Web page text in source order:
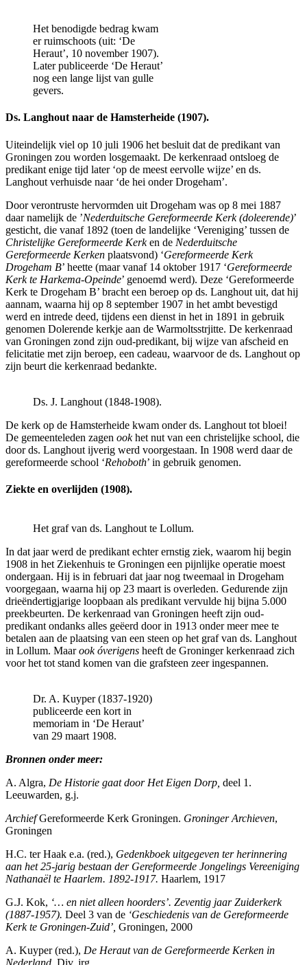
Het benodigde bedrag kwam
er ruimschoots (uit: ‘De
Heraut’, 10 november 1907).
Later publiceerde ‘De Heraut’
nog een lange lijst van gulle
gevers.
Ds. Langhout naar de Hamsterheide (1907).
Uiteindelijk viel op 10 juli 1906 het besluit dat de predikant van
Groningen zou worden losgemaakt. De kerkenraad ontsloeg de
predikant enige tijd later ‘op de meest eervolle wijze’ en ds.
Langhout verhuisde naar ‘de hei onder Drogeham’.
Door verontruste hervormden uit Drogeham was op 8 mei 1887
daar namelijk de ’Nederduitsche Gereformeerde Kerk (doleerende)’
gesticht, die vanaf 1892 (toen de landelijke ‘Vereniging’ tussen de
Christelijke Gereformeerde Kerken de Nederduitsche
Gereformeerde Kerken plaatsvond) ‘Gereformeerde Kerk
Drogeham B’ heette (maar vanaf 14 oktober 1917 ‘Gereformeerde
Kerk te Harkema-Opeinde’ genoemd werd). Deze ‘Gereformeerde
Kerk te Drogeham B’ bracht een beroep op ds. Langhout uit, dat hij
aannam, waarna hij op 8 september 1907 in het ambt bevestigd
werd en intrede deed, tijdens een dienst in het in 1891 in gebruik
genomen Dolerende kerkje aan de Warmoltsstrjitte. De kerkenraad
van Groningen zond zijn oud-predikant, bij wijze van afscheid en
felicitatie met zijn beroep, een cadeau, waarvoor de ds. Langhout op
zijn beurt die kerkenraad bedankte.
Ds. J. Langhout (1848-1908).
De kerk op de Hamsterheide kwam onder ds. Langhout tot bloei!
De gemeenteleden zagen ookhet nut van een christelijke school, die
door ds. Langhout ijverig werd voorgestaan. In 1908 werd daar de
gereformeerde school ‘Rehoboth’ in gebruik genomen.
Ziekte en overlijden (1908).
Het graf van ds. Langhout te Lollum.
In dat jaar werd de predikant echter ernstig ziek, waarom hij begin
1908 in het Ziekenhuis te Groningen een pijnlijke operatie moest
ondergaan. Hij is in februari dat jaar nog tweemaal in Drogeham
voorgegaan, waarna hij op 23 maart is overleden. Gedurende zijn
drieëndertigjarige loopbaan als predikant vervulde hij bijna 5.000
preekbeurten. De kerkenraad van Groningen heeft zijn oud-
predikant ondanks alles geëerd door in 1913 onder meer mee te
betalen aan de plaatsing van een steen op het graf van ds. Langhout
in Lollum. Maarook óverigens heeft de Groninger kerkenraad zich
voor het tot stand komen van die grafsteen zeer ingespannen.
Dr. A. Kuyper (1837-1920)
publiceerde een kort in
memoriam in ‘De Heraut’
van 29 maart 1908.
Bronnen onder meer:
A. Algra, De Historie gaat door Het Eigen Dorp, deel 1.
Leeuwarden, g.j.
ArchiefGereformeerde Kerk Groningen. Groninger Archieven,
Groningen
H.C. ter Haak e.a. (red.), Gedenkboek uitgegeven ter herinnering
aan het 25-jarig bestaan der Gereformeerde Jongelings Vereeniging
Nathanaël te Haarlem. 1892-1917. Haarlem, 1917
G.J. Kok, ‘… en niet alleen hoorders’. Zeventig jaar Zuiderkerk
(1887-1957). Deel 3 van de ‘Geschiedenis van de Gereformeerde
Kerk te Groningen-Zuid’, Groningen, 2000
A. Kuyper (red.), De Heraut van de Gereformeerde Kerken in